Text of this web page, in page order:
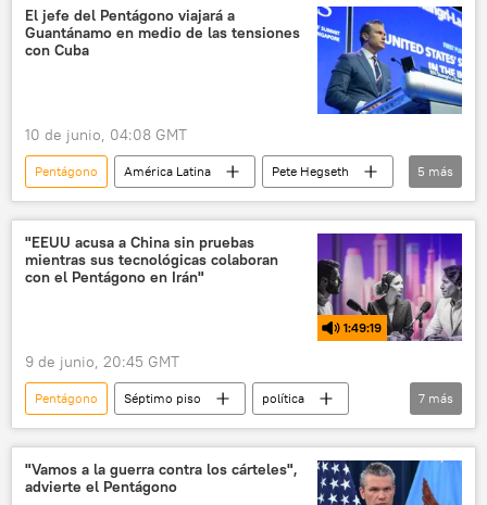
Casa Blanca
El jefe del Pentágono viajará a
Guantánamo en medio de las tensiones
con Cuba
10 de junio, 04:08 GMT
Pentágono América Latina
Pete Hegseth
Cuba
EEUU
Washington
Mando Central de los Estados Unidos (CENTCOM)
Guantánamo
5 más
"EEUU acusa a China sin pruebas
mientras sus tecnológicas colaboran
con el Pentágono en Irán"
1:49:19
9 de junio, 20:45 GMT
Pentágono Séptimo piso
política
seguridad
Donald Trump
China
EEUU
Washington
ICE
Alibaba
7 más
"Vamos a la guerra contra los cárteles",
advierte el Pentágono